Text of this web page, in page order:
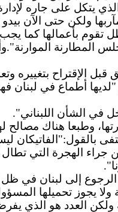
يتكل على جاره
ولكن حتى الآن
تقوم بأعمالها كما
المطارنة
الإقتراح بتغييره
"لديها أطماع في
في الشأن اللبناني".
وطبعا هناك
اكتفى
جراء الهجرة التي
الرجوع إلى لبنان في
يجوز تحميلها
العدد هو الذي